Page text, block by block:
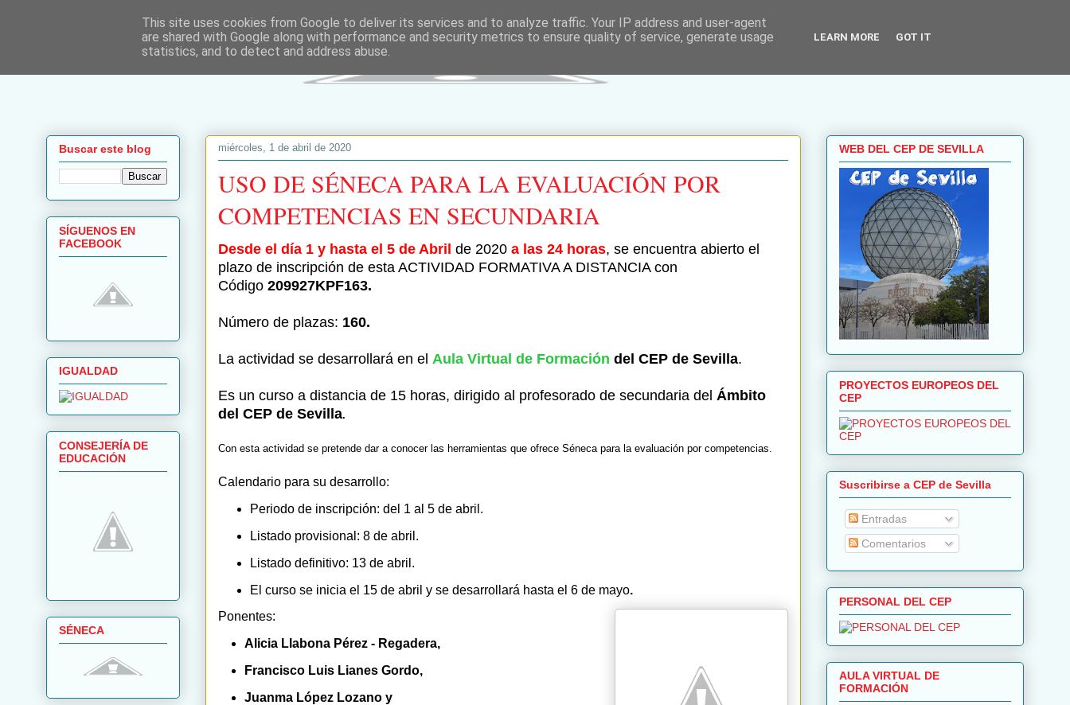
miércoles, 1 de abril de 2020
USO DE SÉNECA PARA LA EVALUACIÓN POR
COMPETENCIAS EN SECUNDARIA
Desde el día 1 y hasta el 5 de Abril de 2020 a las 24 horas, se encuentra abierto el
plazo de inscripción de esta ACTIVIDAD FORMATIVA A DISTANCIA con
Código 209927KPF163.
Número de plazas: 160.
La actividad se desarrollará en el Aula Virtual de Formación del CEP de Sevilla.
Es un curso a distancia de 15 horas, dirigido al profesorado de secundaria del Ámbito
del CEP de Sevilla.
Con esta actividad se pretende dar a conocer las herramientas que ofrece Séneca para la evaluación por competencias.
Calendario para su desarrollo:
Periodo de inscripción: del 1 al 5 de abril.
Listado provisional: 8 de abril.
Listado definitivo: 13 de abril.
El curso se inicia el 15 de abril y se desarrollará hasta el 6 de mayo.
Ponentes:
Alicia Llabona Pérez - Regadera,
Francisco Luis Lianes Gordo,
Juanma López Lozano y
Buscar este blog
SÍGUENOS EN
FACEBOOK
IGUALDAD
CONSEJERÍA DE
EDUCACIÓN
SÉNECA
WEB DEL CEP DE SEVILLA
PROYECTOS EUROPEOS DEL
CEP
Suscribirse a CEP de Sevilla
Entradas
Comentarios
PERSONAL DEL CEP
AULA VIRTUAL DE
FORMACIÓN
This site uses cookies from Google to deliver its services and to analyze traffic. Your IP address and user-agent
are shared with Google along with performance and security metrics to ensure quality of service, generate usage
statistics, and to detect and address abuse.
LEARN MORE GOT IT